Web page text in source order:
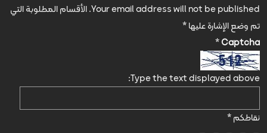
Your email address will not be published. الأقسام المطلوبة التي
تم وضع الإشارة عليها*
Captcha
*
Type the text displayed above:
نقاطكم*